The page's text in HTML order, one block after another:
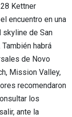
Kettner
encuentro en una
skyline de San
habrá
de Novo
Mission Valley,
recomendaron
los
ante la